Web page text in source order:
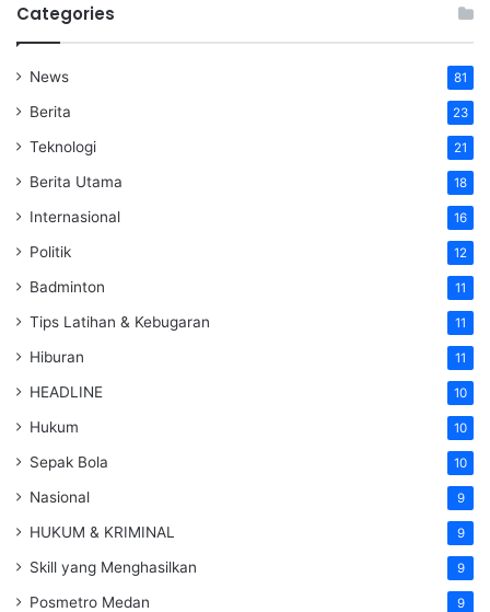
Categories
News 81
Berita 23
Teknologi 21
Berita Utama 18
Internasional 16
Politik 12
Badminton 11
Tips Latihan & Kebugaran 11
Hiburan 11
HEADLINE 10
Hukum 10
Sepak Bola 10
Nasional 9
HUKUM & KRIMINAL 9
Skill yang Menghasilkan 9
Posmetro Medan 9